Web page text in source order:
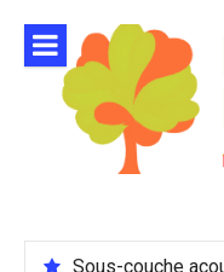
contenu